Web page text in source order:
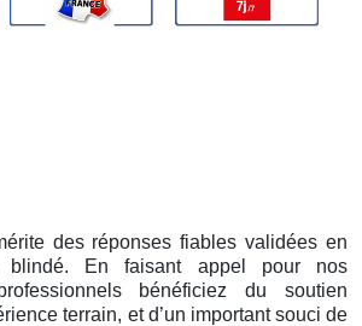
des réponses fiables validées en
blindé. En faisant appel pour nos
bénéficiez du soutien
terrain, et d’un important souci de